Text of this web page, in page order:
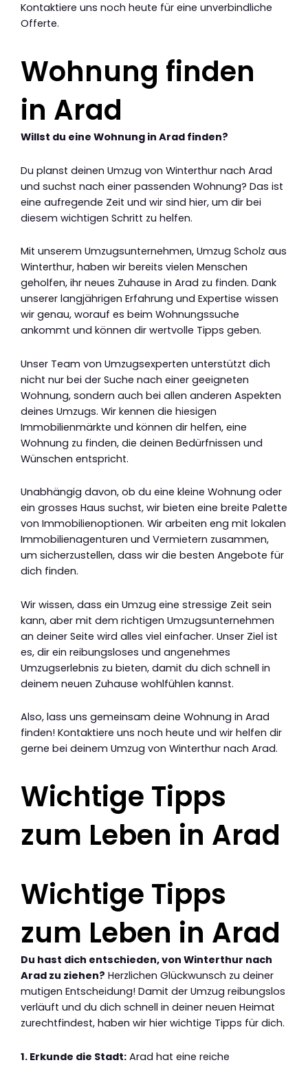
Kontaktiere uns noch heute für eine unverbindliche
Offerte.
Wohnung finden
in Arad
Willst du eine Wohnung in Arad finden?
Du planst deinen Umzug von Winterthur nach Arad
und suchst nach einer passenden Wohnung? Das ist
eine aufregende Zeit und wir sind hier, um dir bei
diesem wichtigen Schritt zu helfen.
Mit unserem Umzugsunternehmen, Umzug Scholz aus
Winterthur, haben wir bereits vielen Menschen
geholfen, ihr neues Zuhause in Arad zu finden. Dank
unserer langjährigen Erfahrung und Expertise wissen
wir genau, worauf es beim Wohnungssuche
ankommt und können dir wertvolle Tipps geben.
Unser Team von Umzugsexperten unterstützt dich
nicht nur bei der Suche nach einer geeigneten
Wohnung, sondern auch bei allen anderen Aspekten
deines Umzugs. Wir kennen die hiesigen
Immobilienmärkte und können dir helfen, eine
Wohnung zu finden, die deinen Bedürfnissen und
Wünschen entspricht.
Unabhängig davon, ob du eine kleine Wohnung oder
ein grosses Haus suchst, wir bieten eine breite Palette
von Immobilienoptionen. Wir arbeiten eng mit lokalen
Immobilienagenturen und Vermietern zusammen,
um sicherzustellen, dass wir die besten Angebote für
dich finden.
Wir wissen, dass ein Umzug eine stressige Zeit sein
kann, aber mit dem richtigen Umzugsunternehmen
an deiner Seite wird alles viel einfacher. Unser Ziel ist
es, dir ein reibungsloses und angenehmes
Umzugserlebnis zu bieten, damit du dich schnell in
deinem neuen Zuhause wohlfühlen kannst.
Also, lass uns gemeinsam deine Wohnung in Arad
finden! Kontaktiere uns noch heute und wir helfen dir
gerne bei deinem Umzug von Winterthur nach Arad.
Wichtige Tipps
zum Leben in Arad
Wichtige Tipps
zum Leben in Arad
Du hast dich entschieden, von Winterthur nach
Arad zu ziehen? Herzlichen Glückwunsch zu deiner
mutigen Entscheidung! Damit der Umzug reibungslos
verläuft und du dich schnell in deiner neuen Heimat
zurechtfindest, haben wir hier wichtige Tipps für dich.
1. Erkunde die Stadt: Arad hat eine reiche